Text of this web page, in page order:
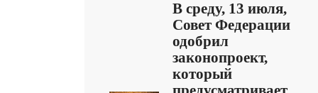
В среду, 13 июля,
Совет Федерации
одобрил
законопроект,
который